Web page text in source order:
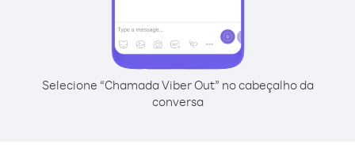
Selecione “Chamada Viber Out” no cabeçalho da
conversa